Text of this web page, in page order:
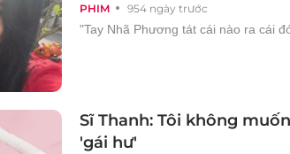
PHIM 954 ngày trước
"Tay Nhã Phương tát cái nào ra cái
Sĩ Thanh: Tôi không
'gái hư'